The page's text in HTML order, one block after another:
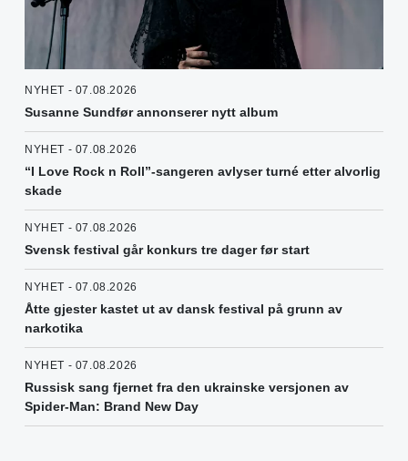
NYHET - 07.08.2026
Susanne Sundfør annonserer nytt album
NYHET - 07.08.2026
“I Love Rock n Roll”-sangeren avlyser turné etter alvorlig
skade
NYHET - 07.08.2026
Svensk festival går konkurs tre dager før start
NYHET - 07.08.2026
Åtte gjester kastet ut av dansk festival på grunn av
narkotika
NYHET - 07.08.2026
Russisk sang fjernet fra den ukrainske versjonen av
Spider-Man: Brand New Day